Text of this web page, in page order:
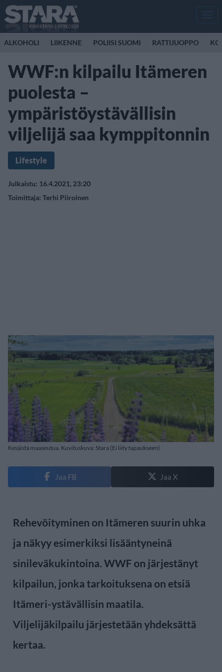
ALKOHOLI LIIKENNE POLIISI SUOMI RATTIJUOPPO
WWF:n kilpailu Itämeren
puolesta –
ympäristöystävällisin
viljelijä saa kymppitonnin
Lifestyle
Julkaistu: 16.4.2021, 23:20
Toimittaja: Terhi Piiroinen
Kesäistä maaseutua. Kuvituskuva: Stara (Ei liity tapaukseen)
Jaa FB Jaa X
Rehevöityminen on Itämeren suurin uhka
ja näkyy esimerkiksi lisääntyneinä
sinileväkukintoina. WWF on järjestänyt
kilpailun, jonka tarkoituksena on etsiä
Itämeri-ystävällisin maatila.
Viljelijäkilpailu järjestetään yhdeksättä
kertaa.